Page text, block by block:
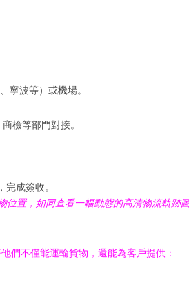
寧波等）或機場。
檢等部門對接。
成簽收。
位置，如同查看一幅動態的高清物流軌跡
們不僅能運輸貨物，還能為客戶提供：